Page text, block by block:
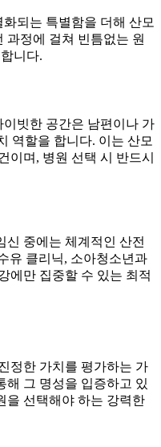
되는 특별함을 더해 산모
과정에 걸쳐 빈틈없는 원
니다.
빗한 공간은 남편이나 가
역할을 합니다. 이는 산모
이며, 병원 선택 시 반드시
중에는 체계적인 산전
유 클리닉, 소아청소년과
에만 집중할 수 있는 최적
정한 가치를 평가하는 가
해 그 명성을 입증하고 있
을 선택해야 하는 강력한